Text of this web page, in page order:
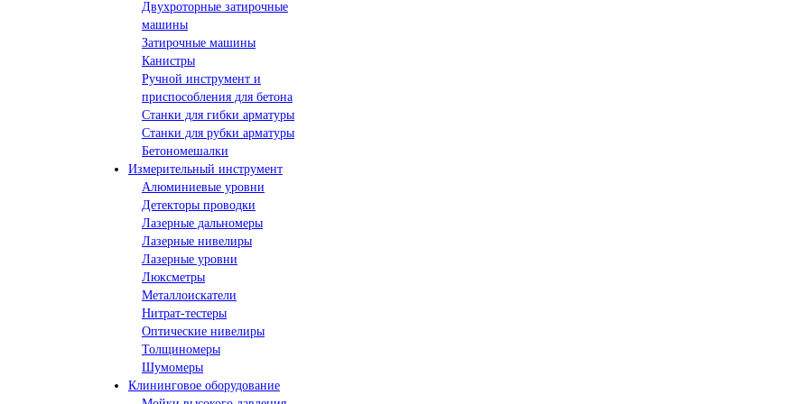
Двухроторные затирочные
машины
Затирочные машины
Канистры
Ручной инструмент и
приспособления для бетона
Станки для гибки арматуры
Станки для рубки арматуры
Бетономешалки
Измерительный инструмент
Алюминиевые уровни
Детекторы проводки
Лазерные дальномеры
Лазерные нивелиры
Лазерные уровни
Люксметры
Металлоискатели
Нитрат-тестеры
Оптические нивелиры
Толщиномеры
Шумомеры
Клининговое оборудование